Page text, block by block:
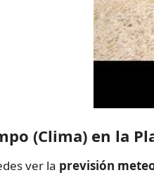
(Clima) en la
ver la previsión